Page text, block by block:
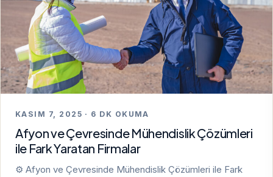
KASIM 7, 2025 · 6 DK OKUMA
Afyon ve Çevresinde Mühendislik Çözümleri
ile Fark Yaratan Firmalar
⚙️ Afyon ve Çevresinde Mühendislik Çözümleri ile Fark